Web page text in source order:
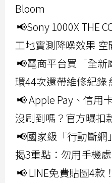
Bloom
📢Sony 1000X THE
工地實測降噪效果
📢電商平台買「全
環44次還帶維修紀錄
📢 Apple Pay、信用
沒刷到嗎？官方曝扣
📢國家級「行動斷網
揭3重點：勿用手機
📢 LINE免費貼圖4款